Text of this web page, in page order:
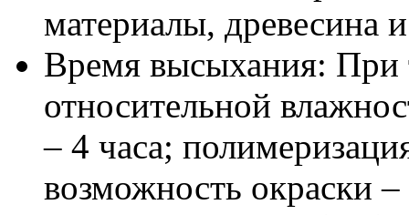
материалы, древесина
Время высыхания: При
относительной
– 4 часа;
возможность окраски –